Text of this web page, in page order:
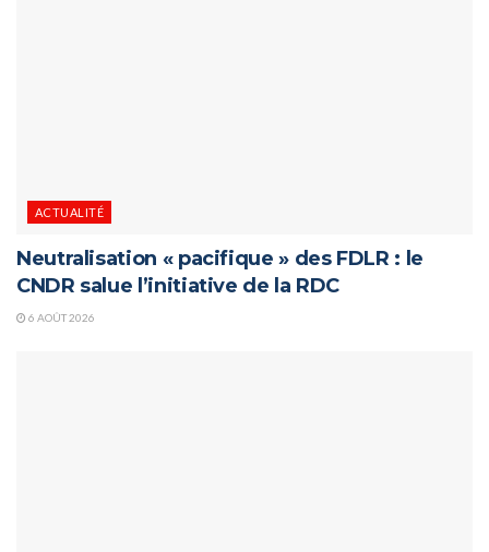
ACTUALITÉ
Neutralisation « pacifique » des FDLR : le
CNDR salue l’initiative de la RDC
6 AOÛT 2026